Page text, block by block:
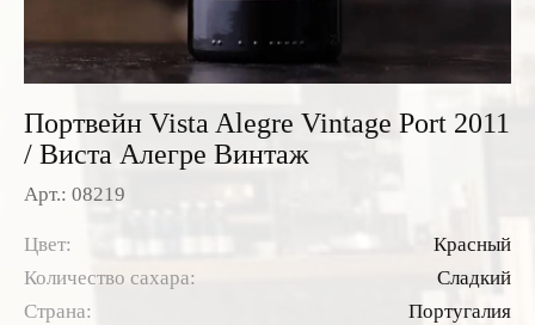
Портвейн Vista Alegre Vintage Port 2011
/ Виста Алегре Винтаж
Арт.: 08219
Цвет:
Красный
Количество сахара:
Сладкий
Страна:
Португалия